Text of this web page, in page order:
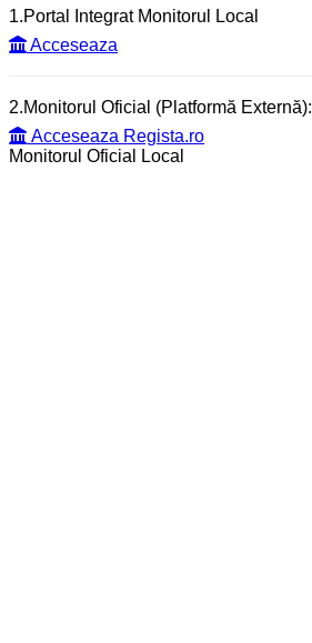
1.Portal Integrat Monitorul Local
Acceseaza
2.Monitorul Oficial (Platformă Externă):
Acceseaza Regista.ro
Monitorul Oficial Local